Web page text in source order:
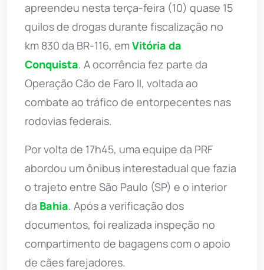
apreendeu nesta terça-feira (10) quase 15
quilos de drogas durante fiscalização no
km 830 da BR-116, emVitória da
Conquista. A ocorrência fez parte da
Operação Cão de Faro II, voltada ao
combate ao tráfico de entorpecentes nas
rodovias federais.
Por volta de 17h45, uma equipe da PRF
abordou um ônibus interestadual que fazia
o trajeto entre São Paulo (SP) e o interior
da Bahia. Após a verificação dos
documentos, foi realizada inspeção no
compartimento de bagagens com o apoio
de cães farejadores.